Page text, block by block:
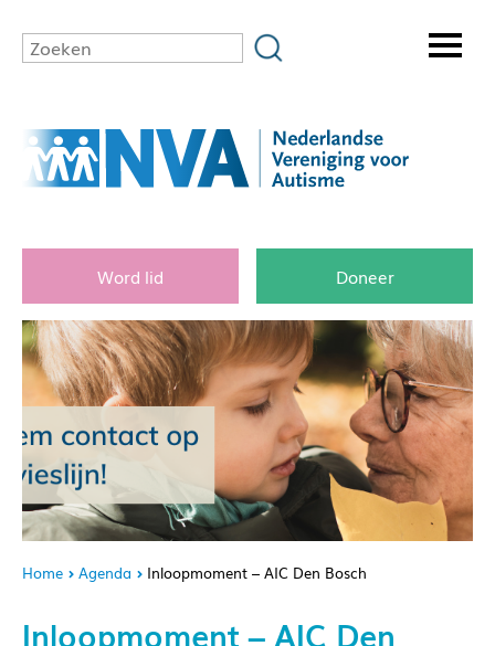
Word lid Doneer
Home Agenda Inloopmoment – AIC Den Bosch
Inloopmoment – AIC Den